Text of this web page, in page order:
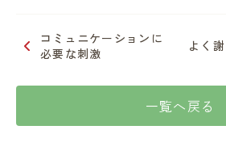
コミュニケーションに
必要な刺激
よく
一覧へ戻る